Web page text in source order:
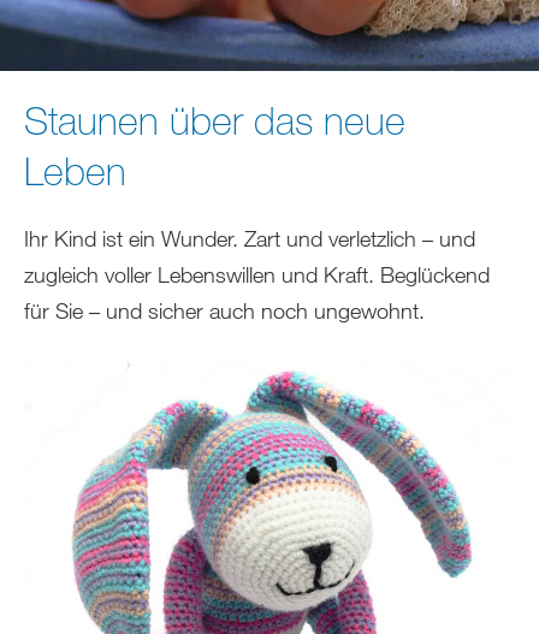
Staunen über das neue
Leben
Ihr Kind ist ein Wunder. Zart und verletzlich – und
zugleich voller Lebenswillen und Kraft. Beglückend
für Sie – und sicher auch noch ungewohnt.